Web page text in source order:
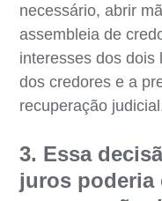
necessário, abrir
assembleia de
interesses dos dois
dos credores e a
recuperação
3. Essa
juros poderia